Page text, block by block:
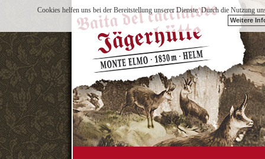
Cookies helfen uns bei der Bereitstellung unserer Dienste. Durch die Nutzung
Weitere